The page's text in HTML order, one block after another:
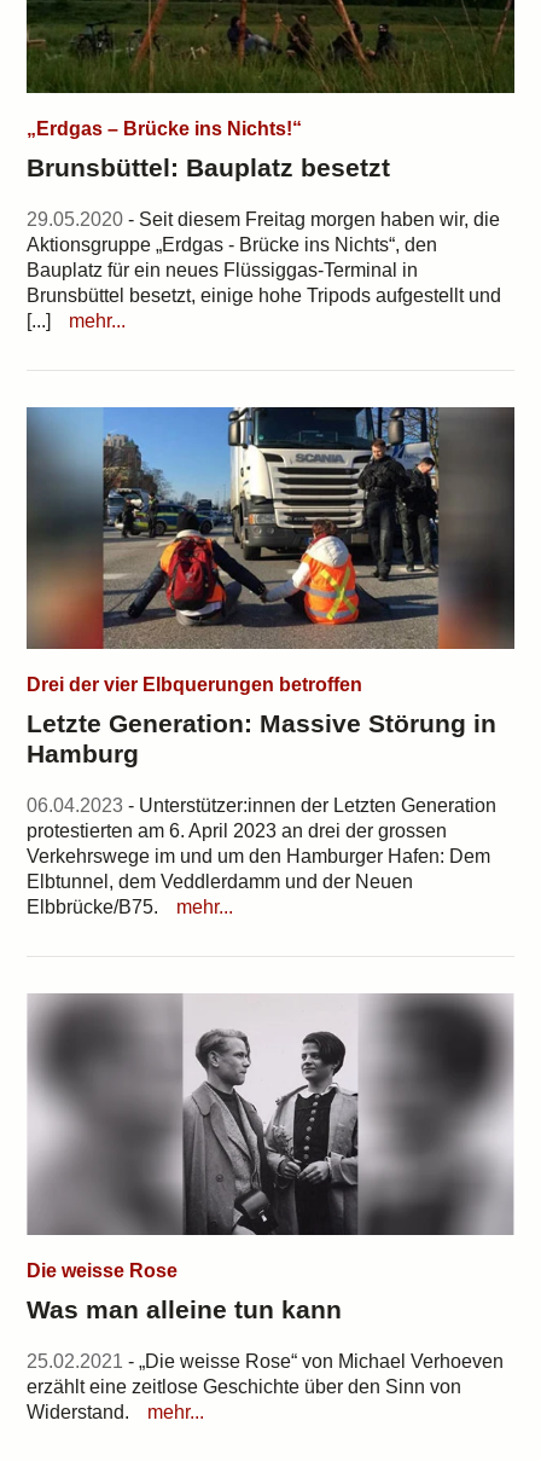
„Erdgas – Brücke ins Nichts!“
Brunsbüttel: Bauplatz besetzt
29.05.2020 - Seit diesem Freitag morgen haben wir, die
Aktionsgruppe „Erdgas - Brücke ins Nichts“, den
Bauplatz für ein neues Flüssiggas-Terminal in
Brunsbüttel besetzt, einige hohe Tripods aufgestellt und
[...]
mehr...
Drei der vier Elbquerungen betroffen
Letzte Generation: Massive Störung in
Hamburg
06.04.2023 - Unterstützer:innen der Letzten Generation
protestierten am 6. April 2023 an drei der grossen
Verkehrswege im und um den Hamburger Hafen: Dem
Elbtunnel, dem Veddlerdamm und der Neuen
Elbbrücke/B75.
mehr...
Die weisse Rose
Was man alleine tun kann
25.02.2021 - „Die weisse Rose“ von Michael Verhoeven
erzählt eine zeitlose Geschichte über den Sinn von
Widerstand.
mehr...